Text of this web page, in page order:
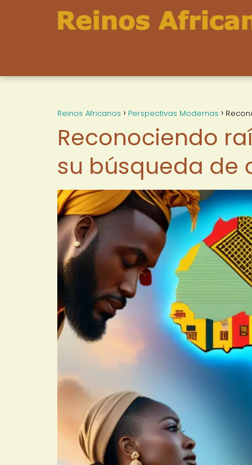
Reinos Africanos Perspectivas Modernas
Reconociendo
su búsqueda de